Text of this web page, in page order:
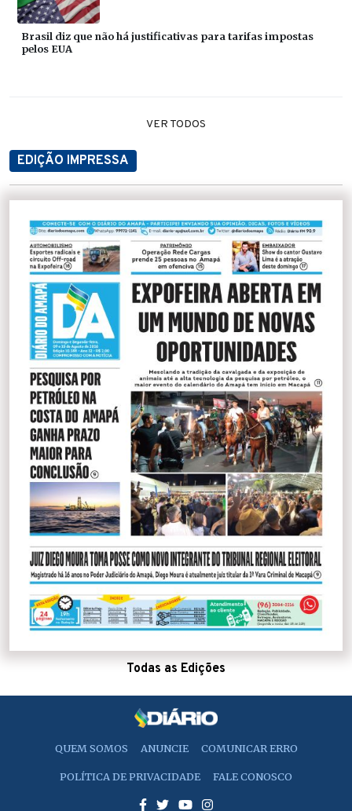
Brasil diz que não há justificativas para tarifas impostas
pelos EUA
VER TODOS
EDIÇÃO IMPRESSA
Todas as Edições
QUEM SOMOS ANUNCIE COMUNICAR ERRO
POLÍTICA DE PRIVACIDADE FALE CONOSCO